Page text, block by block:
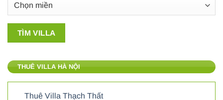
THUÊ VILLA HÀ NỘI
Thuê Villa Thạch Thất